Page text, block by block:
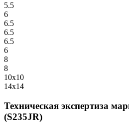
5.5
6
6.5
6.5
6.5
6
8
8
10х10
14х14
Техническая экспертиза
(S235JR)